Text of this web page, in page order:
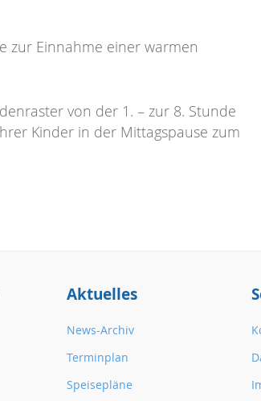
zur Einnahme einer warmen
von der 1. – zur 8. Stunde
Kinder in der Mittagspause zum
Aktuelles
News-Archiv
Terminplan
Speisepläne